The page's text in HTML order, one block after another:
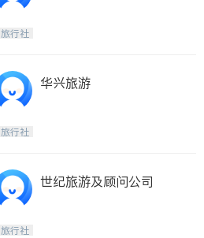
旅行社
华兴旅游
旅行社
世纪旅游及顾问公司
旅行社